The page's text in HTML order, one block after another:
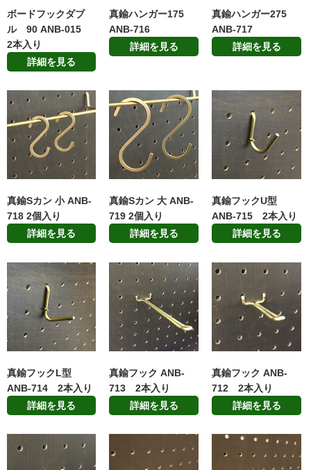
ボードフックダブ
ル 90 ANB-015
2本入り
詳細を見る
真鍮ハンガー175
ANB-716
詳細を見る
真鍮ハンガー275
ANB-717
詳細を見る
真鍮Sカン 小 ANB-
718 2個入り
詳細を見る
真鍮Sカン 大 ANB-
719 2個入り
詳細を見る
真鍮フックU型
ANB-715 2本入り
詳細を見る
真鍮フックL型
ANB-714 2本入り
詳細を見る
真鍮フック ANB-
713 2本入り
詳細を見る
真鍮フック ANB-
712 2本入り
詳細を見る